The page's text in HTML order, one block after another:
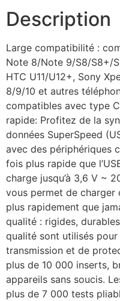
Description
Large compatibilité :
Note 8/Note 9/S8/S8+/
HTC U11/U12+, Sony
8/9/10 et autres
compatibles avec type
rapide: Profitez de la
données SuperSpeed
avec des périphériques
fois plus rapide que
charge jusqu’à 3,6 V ~
vous permet de charger
plus rapidement que
qualité : rigides,
qualité sont utilisés
transmission et de
plus de 10 000 inserts,
appareils sans soucis.
plus de 7 000 tests